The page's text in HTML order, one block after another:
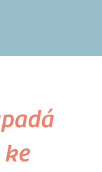
ke